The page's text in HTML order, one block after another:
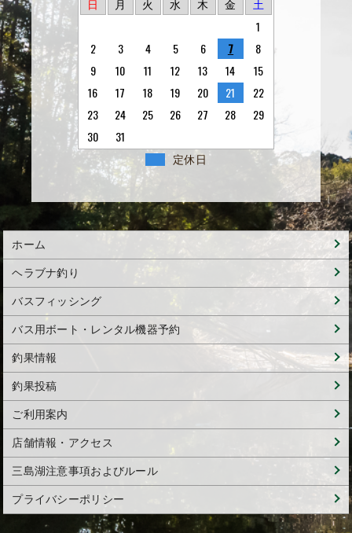
日 月 火 水 木 金 土
1
2
3 4 5 6 7
8
9
10 11 12 13 14
15
16
17 18 19 20 21
22
23
24 25 26 27 28
29
30
31
定休日
ホーム
ヘラブナ釣り
バスフィッシング
バス用ボート・レンタル機器予約
釣果情報
釣果投稿
ご利用案内
店舗情報・アクセス
三島湖注意事項およびルール
プライバシーポリシー